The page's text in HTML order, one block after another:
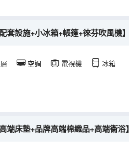
套設施+小冰箱+帳篷+徠芬吹風機】
空調 電視機 冰箱
端床墊+品牌高端棉織品+高端衞浴】